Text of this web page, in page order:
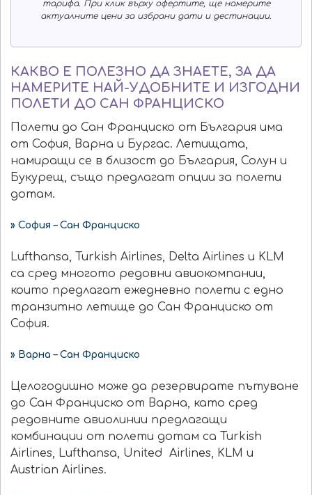
тарифа. При клик върху офертите, ще намерите
актуалните цени за избрани дати и дестинации.
КАКВО Е ПОЛЕЗНО ДА ЗНАЕТЕ, ЗА ДА
НАМЕРИТЕ НАЙ-УДОБНИТЕ И ИЗГОДНИ
ПОЛЕТИ ДО САН ФРАНЦИСКО
Полети до Сан Франциско от България има
от София, Варна и Бургас. Летищата,
намиращи се в близост до България, Солун и
Букурещ, също предлагат опции за полети
дотам.
» София – Сан Франциско
Lufthansa, Turkish Airlines, Delta Airlines и KLM
са сред многото редовни авиокомпании,
които предлагат ежедневно полети с едно
транзитно летище до Сан Франциско от
София.
» Варна – Сан Франциско
Целогодишно може да резервирате пътуване
до Сан Франциско от Варна, като сред
редовните авиолинии предлагащи
комбинации от полети дотам са Turkish
Airlines, Lufthansa, United Airlines, KLM и
Austrian Airlines.